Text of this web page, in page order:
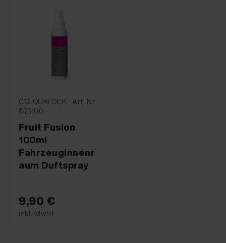
COLOURLOCK · Art-Nr.
675100
Fruit Fusion
100ml
Fahrzeuginnenr
aum Duftspray
9,90 €
inkl. MwSt